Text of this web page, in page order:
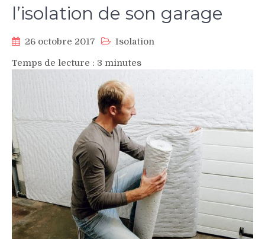
l’isolation de son garage
26 octobre 2017
Isolation
Temps de lecture : 3 minutes